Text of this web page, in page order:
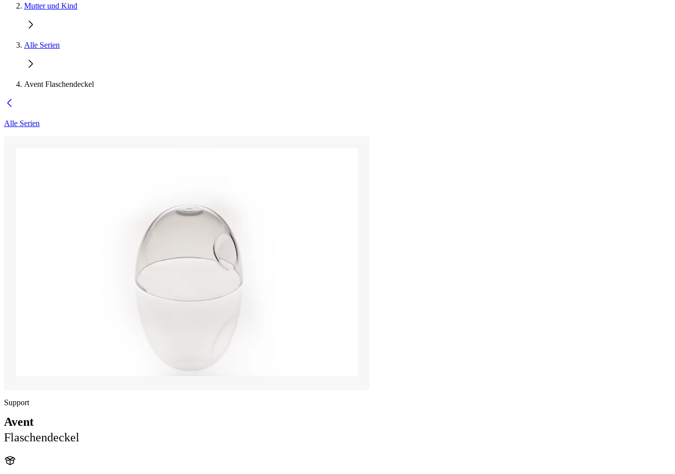
Mutter und Kind
Alle Serien
Avent Flaschendeckel
Alle Serien
Support
Avent
Flaschendeckel